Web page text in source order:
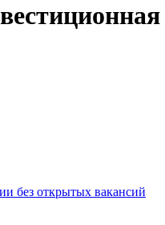
без открытых вакансий